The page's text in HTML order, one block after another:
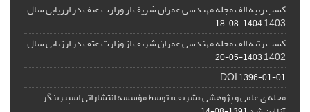
کسب رتبه الف مجله مهندسی عمران شریف از وزارت عتف در ارزیابی سال
1403
1404-08-18
کسب رتبه الف مجله مهندسی عمران شریف از وزارت عتف در ارزیابی سال
1402
1403-05-20
DOI1396-01-01
مجله ی علمی و پژوهشی «شریف» توسط مؤسسه انتشاراتی اسپیرینگر